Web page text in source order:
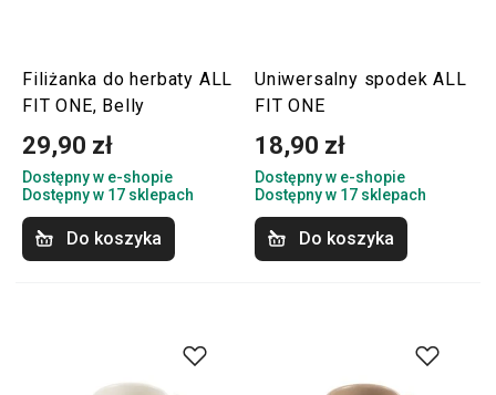
Filiżanka do herbaty ALL
FIT ONE, Belly
29,90 zł
Dostępny w e-shopie
Dostępny w 17 sklepach
Do koszyka
Uniwersalny spodek ALL
FIT ONE
18,90 zł
Dostępny w e-shopie
Dostępny w 17 sklepach
Do koszyka